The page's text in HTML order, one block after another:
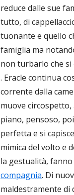
reduce dalle sue
tutto, di
tuonante e quello
famiglia ma
non turbarlo che si
. Eracle continua
corrente dalla
muove
piano, pensoso,
perfetta e si
mimica del volto e
la gestualità,
compagnia. Di
maldestramente